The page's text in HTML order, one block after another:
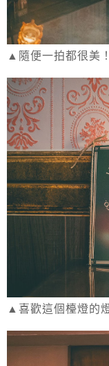
▲隨便一拍都很美！
▲喜歡這個檯燈的